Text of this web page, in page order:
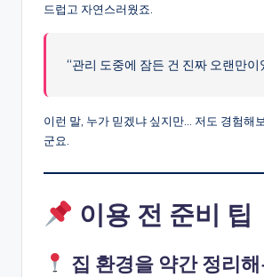
드럽고 자연스러웠죠.
“관리 도중에 잠든 건 진짜 오랜만이
이런 말, 누가 믿겠냐 싶지만… 저도 경험해
군요.
이용 전 준비 팁
집 환경을 약간 정리